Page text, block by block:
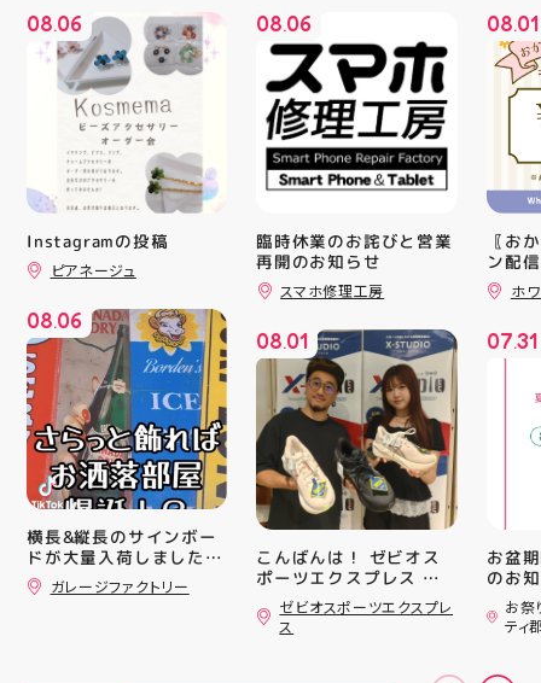
08.06
Instagramの投稿
ピアネージュ
08.06
横長&縦長のサインボー
ドが大量入荷しました！
さらっと飾ればあっとい
う間にお洒落空間爆誕️‍️‍️‍
ガレージファクトリー
08.06
臨時休業のお詫びと営業
再開のお知らせ
スマホ修理工房
08.01
こんばんは！ ゼビオス
ポーツエクスプレス ア
ティ郡山です🦭 ・ ★本
日のラジオ★は アシッ
クスからランニングシュ
ゼビオスポーツエクスプレ
ス
08.01
〖お
ン配
ッパ
￥
ーポ
ース
です
りの
ので
キャ
#歯の
ホ
07.31
お盆
のお知らせ
用い
ざい
(水)
お祭
ティ